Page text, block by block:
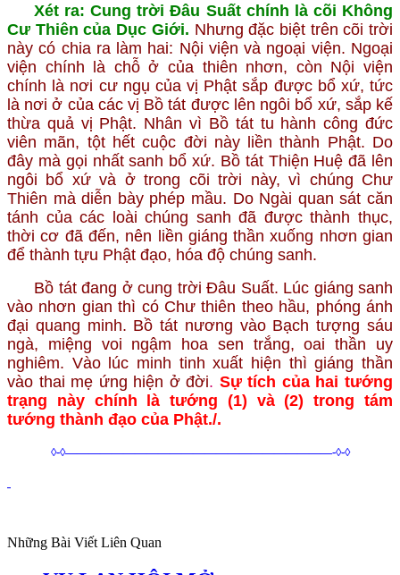
Xét ra: Cung trời Đâu Suất chính là cõi Không
Cư Thiên của Dục Giới. Nhưng đặc biệt trên cõi trời
này có chia ra làm hai: Nội viện và ngoại viện. Ngoại
viện chính là chỗ ở của thiên nhơn, còn Nội viện
chính là nơi cư ngụ của vị Phật sắp được bổ xứ, tức
là nơi ở của các vị Bồ tát được lên ngôi bổ xứ, sắp kế
thừa quả vị Phật. Nhân vì Bồ tát tu hành công đức
viên mãn, tột hết cuộc đời này liền thành Phật. Do
đây mà gọi nhất sanh bổ xứ. Bồ tát Thiện Huệ đã lên
ngôi bổ xứ và ở trong cõi trời này, vì chúng Chư
Thiên mà diễn bày phép mầu. Do Ngài quan sát căn
tánh của các loài chúng sanh đã được thành thục,
thời cơ đã đến, nên liền giáng thần xuống nhơn gian
để thành tựu Phật đạo, hóa độ chúng sanh.
Bồ tát đang ở cung trời Đâu Suất. Lúc giáng sanh
vào nhơn gian thì có Chư thiên theo hầu, phóng ánh
đại quang minh. Bồ tát nương vào Bạch tượng sáu
ngà, miệng voi ngậm hoa sen trắng, oai thần uy
nghiêm. Vào lúc minh tinh xuất hiện thì giáng thần
vào thai mẹ ứng hiện ở đời. Sự tích của hai tướng
trạng này chính là tướng (1) và (2) trong tám
tướng thành đạo của Phật./.
◊-◊———————————————————————-◊-◊
Những Bài Viết Liên Quan